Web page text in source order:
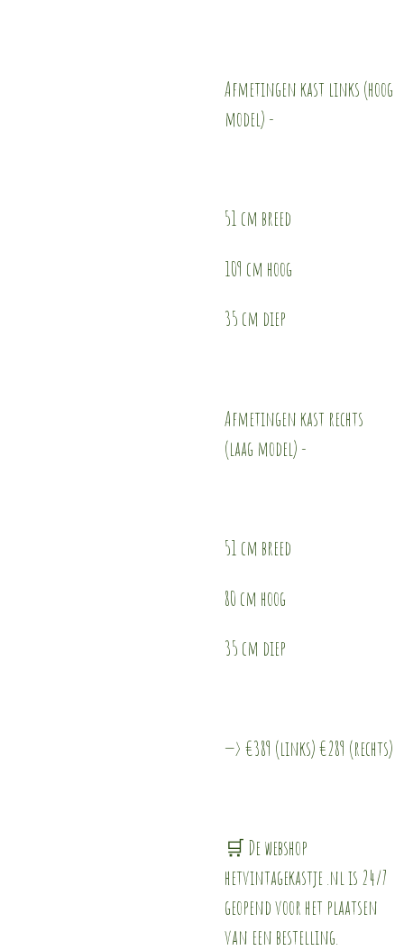
Afmetingen kast links (hoog
model) -
51 cm breed
109 cm hoog
35 cm diep
Afmetingen kast rechts
(laag model) -
51 cm breed
80 cm hoog
35 cm diep
—> €389 (links) €289 (rechts)
🛒 De webshop
hetvintagekastje .nl is 24/7
geopend voor het plaatsen
van een bestelling.